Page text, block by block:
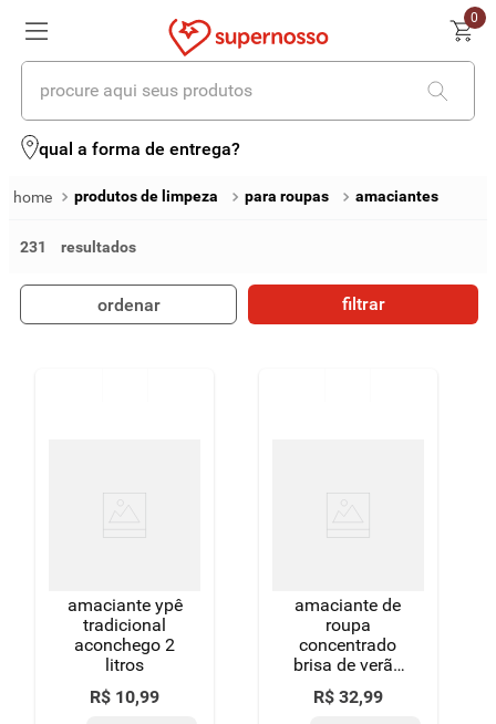
0
procure aqui seus produtos
qual a forma de entrega?
produtos de limpeza para roupas amaciantes
231
ordenar filtrar
amaciante ypê
tradicional
aconchego 2
litros
R$ 10,99
amaciante de
roupa
concentrado
brisa de verão
downy frasco
1,5l
R$ 32,99
termos mais buscados
4º iogurte
chocolate